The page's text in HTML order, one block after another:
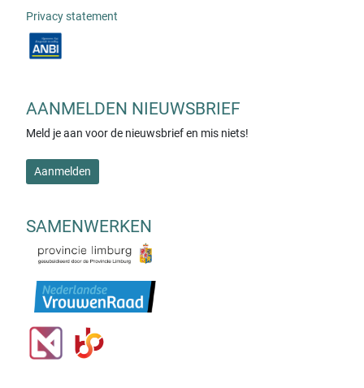
Privacy statement
AANMELDEN NIEUWSBRIEF
Meld je aan voor de nieuwsbrief en mis niets!
Aanmelden
SAMENWERKEN